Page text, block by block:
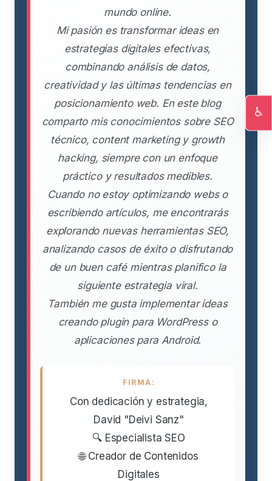
mundo online.
Mi pasión es transformar ideas en
estrategias digitales efectivas,
combinando análisis de datos,
creatividad y las últimas tendencias en
posicionamiento web. En este blog
comparto mis conocimientos sobre SEO
técnico, content marketing y growth
hacking, siempre con un enfoque
práctico y resultados medibles.
Cuando no estoy optimizando webs o
escribiendo artículos, me encontrarás
explorando nuevas herramientas SEO,
analizando casos de éxito o disfrutando
de un buen café mientras planifico la
siguiente estrategia viral.
También me gusta implementar ideas
creando plugin para WordPress o
aplicaciones para Android.
FIRMA:
Con dedicación y estrategia,
David "Deivi Sanz"
🔍 Especialista SEO
🌐 Creador de Contenidos
Digitales
♿